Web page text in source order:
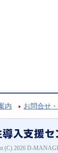
内 お問合せ
(C) 2026 D-